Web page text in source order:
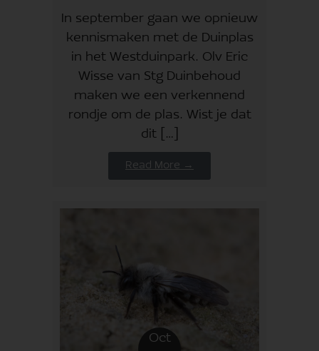
In september gaan we opnieuw
kennismaken met de Duinplas
in het Westduinpark. Olv Eric
Wisse van Stg Duinbehoud
maken we een verkennend
rondje om de plas. Wist je dat
dit […]
Read More →
Oct